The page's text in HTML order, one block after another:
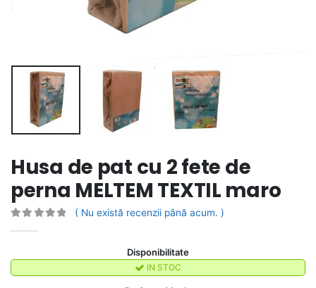
Husa de pat cu 2 fete de
perna MELTEM TEXTIL maro
( Nu există recenzii până acum. )
Disponibilitate
IN STOC